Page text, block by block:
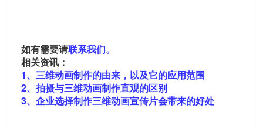
如有需要请联系我们。
相关资讯：
1、三维动画制作的由来，以及它的应用范围
2、拍摄与三维动画制作直观的区别
3、企业选择制作三维动画宣传片会带来的好处